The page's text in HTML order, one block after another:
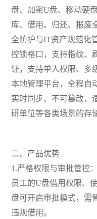
盘、加密U盘、移动硬
库、借用、归还、报废
全防护与IT资产规范化
控锁格口，支持指纹、
证，支持单人权限、多
本地管理平台，全程自
实时同步、不可篡改，
研单位等各类场景的存
二、产品优势
1.严格权限与审批管控
员工的U盘借用权限、
盘可开启审批模式，需
违规借用。